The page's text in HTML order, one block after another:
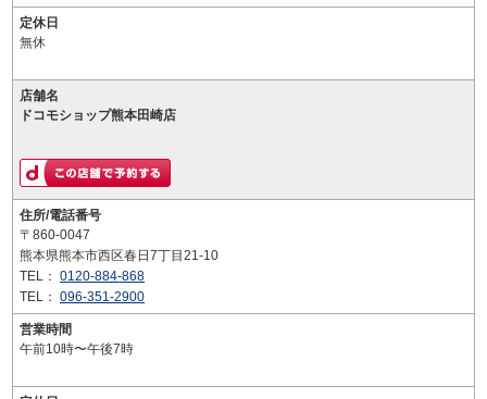
定休日
無休
店舗名
ドコモショップ熊本田崎店
住所/電話番号
〒860-0047
熊本県熊本市西区春日7丁目21-10
TEL： 0120-884-868
TEL： 096-351-2900
営業時間
午前10時〜午後7時